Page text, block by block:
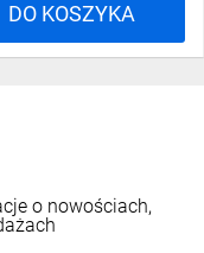
DO KOSZYKA
o nowościach,